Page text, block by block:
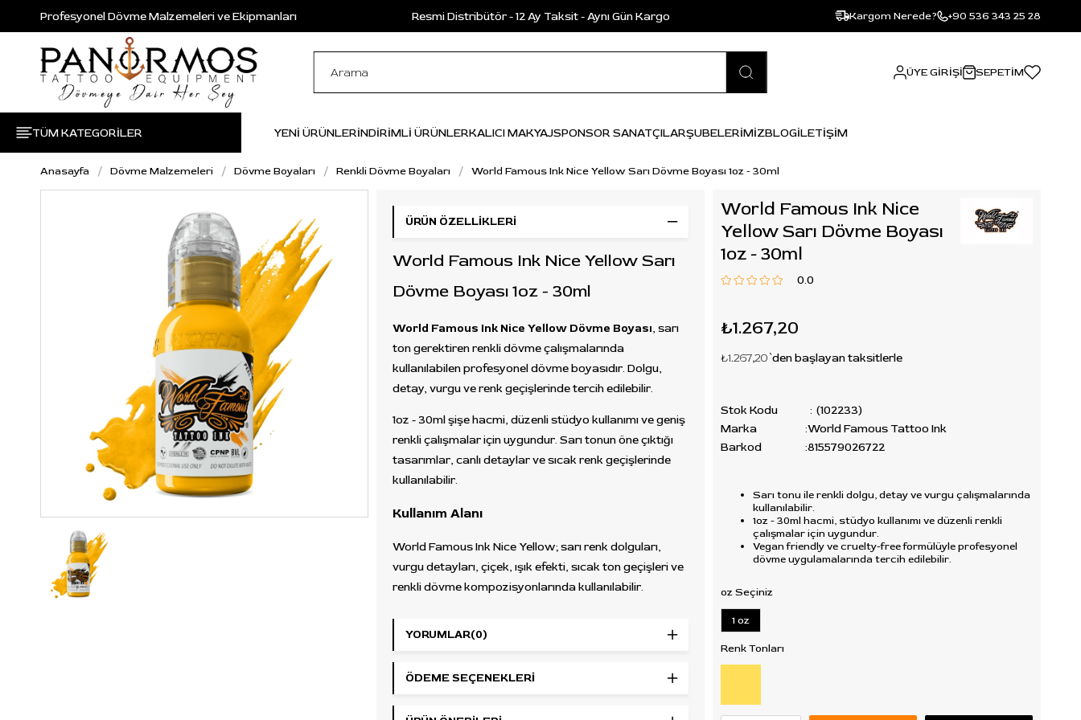
Profesyonel Dövme Malzemeleri ve Ekipmanları Resmi Distribütör - 12 Ay Taksit - Aynı Gün Kargo Kargom Nerede? +90 536 343 25 28
ÜYE GIRIŞI SEPETIM
TÜM KATEGORİLER YENİ ÜRÜNLERİNDİRİMLİ ÜRÜNLERKALICI MAKYAJSPONSOR SANATÇILARŞUBELERİMİZBLOGİLETİŞİM
Anasayfa Dövme Malzemeleri Dövme Boyaları Renkli Dövme Boyaları World Famous Ink Nice Yellow Sarı Dövme Boyası 1oz - 30ml
ÜRÜN ÖZELLIKLERI
World Famous Ink Nice Yellow Sarı
Dövme Boyası 1oz - 30ml
World Famous Ink Nice Yellow Dövme Boyası, sarı
ton gerektiren renkli dövme çalışmalarında
kullanılabilen profesyonel dövme boyasıdır. Dolgu,
detay, vurgu ve renk geçişlerinde tercih edilebilir.
1oz - 30ml şişe hacmi, düzenli stüdyo kullanımı ve geniş
renkli çalışmalar için uygundur. Sarı tonun öne çıktığı
tasarımlar, canlı detaylar ve sıcak renk geçişlerinde
kullanılabilir.
Kullanım Alanı
World Famous Ink Nice Yellow; sarı renk dolguları,
vurgu detayları, çiçek, ışık efekti, sıcak ton geçişleri ve
renkli dövme kompozisyonlarında kullanılabilir.
Öne Çıkan Özellikler
Marka:World Famous Ink
Renk:Sarı
YORUMLAR(0)
ÖDEME SEÇENEKLERI
World Famous Ink Nice
Yellow Sarı Dövme Boyası
1oz - 30ml
0.0
₺1.267,20
₺1.267,20`den başlayan taksitlerle
Stok Kodu
(102233)
Marka
:World Famous Tattoo Ink
Barkod
:815579026722
Sarı tonu ile renkli dolgu, detay ve vurgu çalışmalarında
kullanılabilir.
1oz - 30ml hacmi, stüdyo kullanımı ve düzenli renkli
çalışmalar için uygundur.
Vegan friendly ve cruelty-free formülüyle profesyonel
dövme uygulamalarında tercih edilebilir.
oz Seçiniz
1 oz
Renk Tonları